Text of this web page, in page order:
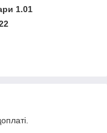
1.01